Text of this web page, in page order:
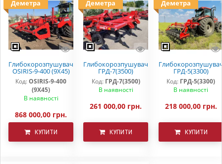
Деметра
Глибокорозпушувач
OSIRIS-9-400 (9Х45)
Код:OSIRIS-9-400
(9Х45)
В наявності
868 000,00 грн.
КУПИТИ
Деметра
Глибокорозпушувач
ГРД-7(3500)
Код: ГРД-7(3500)
В наявності
261 000,00 грн.
КУПИТИ
Деметра
ГРД-5(3300)
Код: ГРД-5(3300)
В наявності
218 000,00 грн.
КУПИТИ